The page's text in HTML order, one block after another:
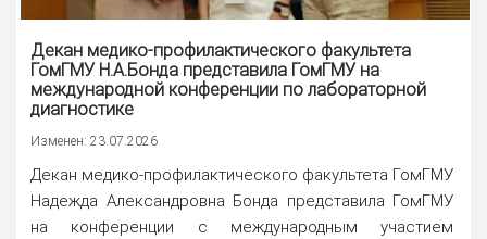
Декан медико-профилактического факультета
ГомГМУ Н.А.Бонда представила ГомГМУ на
международной конференции по лабораторной
диагностике
Изменен: 23.07.2026
Декан медико-профилактического факультета ГомГМУ
Надежда Александровна Бонда представила ГомГМУ
на конференции с международным участием